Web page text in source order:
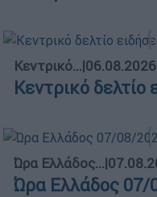
Κεντρικό...|
Κεντρικό
Ώρα Ελλάδος...|
Ώρα Ελλάδος 07/